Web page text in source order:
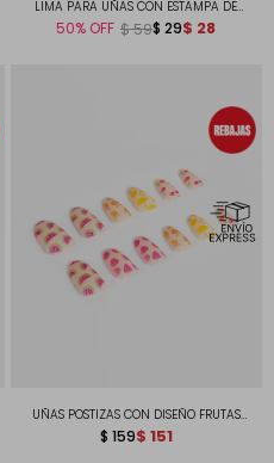
LIMA PARA UÑAS CON ESTAMPA DE
ARANDANOS IT'S GIVING... FRESH START.
50 $ 29
$59 $ 28
UÑAS POSTIZAS CON DISEÑO FRUTAS
ALMENDRADAS
$ 159$ 151